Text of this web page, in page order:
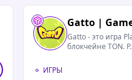
Gatto |
Gatto - это игра
блокчейне TON.
ИГРЫ